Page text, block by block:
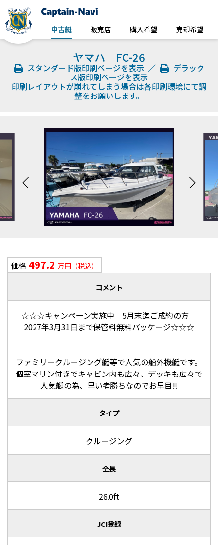
中古艇 販売店 購入希望 売却希望
ヤマハ FC-26
スタンダード版印刷ページを表示 ／
デラック
ス版印刷ページを表示
印刷レイアウトが崩れてしまう場合は各印刷環境にて調
整をお願いします。
価格 497.2 万円（税込）
コメント
☆☆☆キャンペーン実施中 5月末迄ご成約の方
2027年3月31日まで保管料無料パッケージ☆☆☆
ファミリークルージング艇等で人気の船外機艇です。
個室マリン付きでキャビン内も広々、デッキも広々で
人気艇の為、早い者勝ちなのでお早目‼
タイプ
クルージング
全長
26.0ft
JCI登録